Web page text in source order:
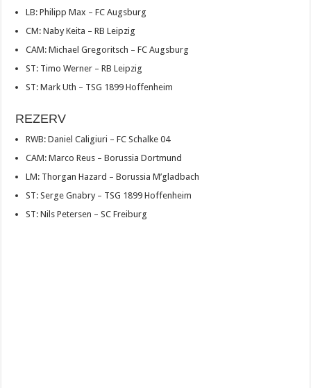
LB: Philipp Max – FC Augsburg
CM: Naby Keita – RB Leipzig
CAM: Michael Gregoritsch – FC Augsburg
ST: Timo Werner – RB Leipzig
ST: Mark Uth – TSG 1899 Hoffenheim
REZERV
RWB: Daniel Caligiuri – FC Schalke 04
CAM: Marco Reus – Borussia Dortmund
LM: Thorgan Hazard – Borussia M’gladbach
ST: Serge Gnabry – TSG 1899 Hoffenheim
ST: Nils Petersen – SC Freiburg